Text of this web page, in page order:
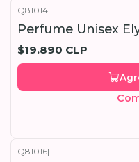
Q81014|
Perfume Unisex
$19.890 CLP
Q81016|